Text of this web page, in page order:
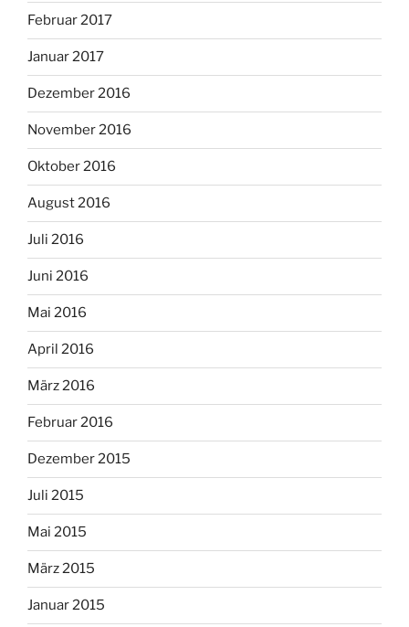
Februar 2017
Januar 2017
Dezember 2016
November 2016
Oktober 2016
August 2016
Juli 2016
Juni 2016
Mai 2016
April 2016
März 2016
Februar 2016
Dezember 2015
Juli 2015
Mai 2015
März 2015
Januar 2015